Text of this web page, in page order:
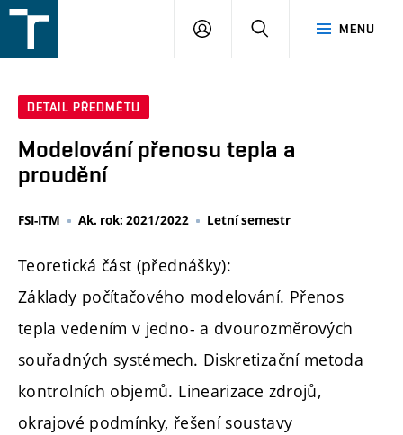
v
MENU
PŘIHLÁŠENÍ
DETAIL PŘEDMĚTU
Modelování přenosu tepla a
proudění
FSI-ITM Ak. rok: 2021/2022 Letní semestr
Teoretická část (přednášky):
Základy počítačového modelování. Přenos
tepla vedením v jedno- a dvourozměrových
souřadných systémech. Diskretizační metoda
kontrolních objemů. Linearizace zdrojů,
okrajové podmínky, řešení soustavy